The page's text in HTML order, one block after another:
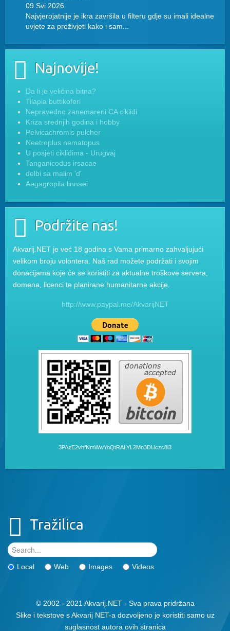
09 Svi 2026
Najvjerojatnije je ikra završila u filteru gdje su imali idealne
uvjete za preživjeti kako i sam...
Najnovije!
Da li je veličina bitna?
Tilapia buttikoferi
Nepravedno zanemareni CA ciklidi
Kriza srednjih godina i hobby
Pelvicachromis pulcher
Neetroplus nematopus
U posjeti ciklidima - Urugvaj
Tanganicodus irsacae
delbi sa malim 'd'
Aegagropila linnaei
Podržite nas!
Akvarij.NET je već 18 godina s Vama primarno zahvaljujući
velikom broju volontera. Naš rad možete podržati i svojim
donacijama koje će se koristiti za aktualne troškove servera,
domena, licenci te planirane humanitarne akcije.
http://www.paypal.me/AkvarijNET
3PAzE2vhfNmWwYoQtRALYL2Mn3DUczc8i3
Tražilica
Local Web Images Videos
© 2002 - 2021 Akvarij.NET - Sva prava pridržana
Slike i tekstove s Akvarij NET-a dozvoljeno je koristiti samo uz
suglasnost autora ovih stranica